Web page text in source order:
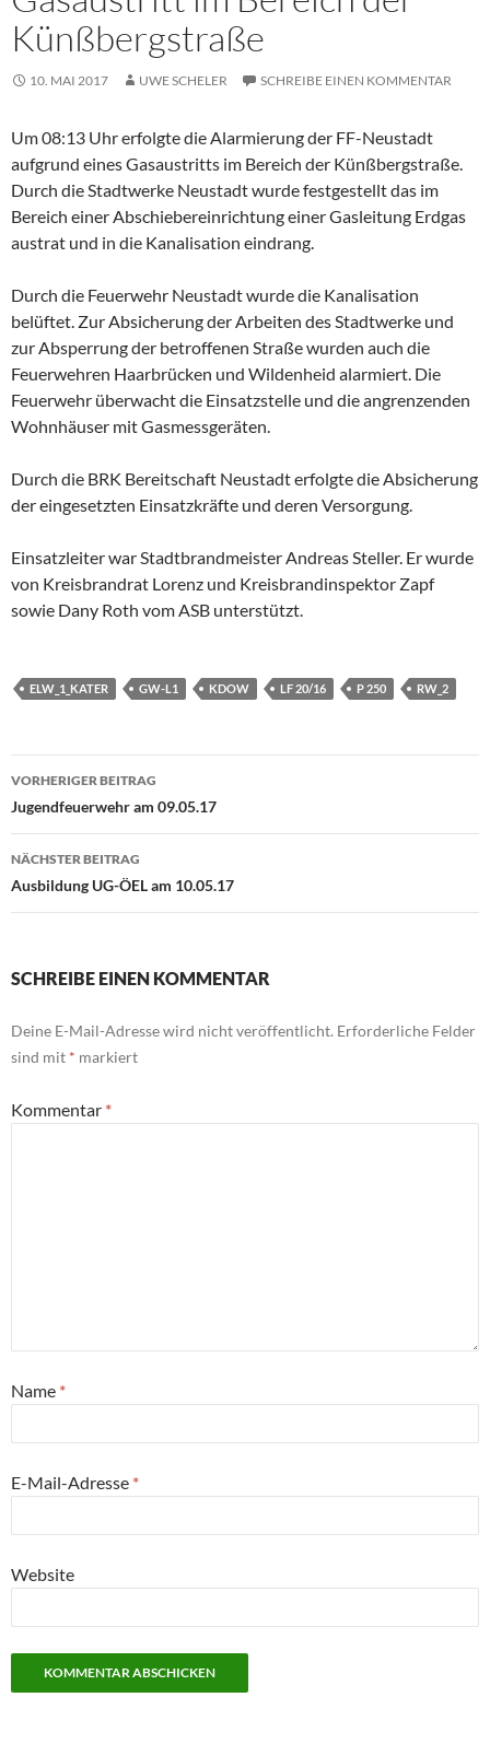
Künßbergstraße
10. MAI 2017 UWE SCHELER SCHREIBE EINEN KOMMENTAR
Um 08:13 Uhr erfolgte die Alarmierung der FF-Neustadt
aufgrund eines Gasaustritts im Bereich der Künßbergstraße.
Durch die Stadtwerke Neustadt wurde festgestellt das im
Bereich einer Abschiebereinrichtung einer Gasleitung Erdgas
austrat und in die Kanalisation eindrang.
Durch die Feuerwehr Neustadt wurde die Kanalisation
belüftet. Zur Absicherung der Arbeiten des Stadtwerke und
zur Absperrung der betroffenen Straße wurden auch die
Feuerwehren Haarbrücken und Wildenheid alarmiert. Die
Feuerwehr überwacht die Einsatzstelle und die angrenzenden
Wohnhäuser mit Gasmessgeräten.
Durch die BRK Bereitschaft Neustadt erfolgte die Absicherung
der eingesetzten Einsatzkräfte und deren Versorgung.
Einsatzleiter war Stadtbrandmeister Andreas Steller. Er wurde
von Kreisbrandrat Lorenz und Kreisbrandinspektor Zapf
sowie Dany Roth vom ASB unterstützt.
ELW_1_KATER GW-L1 KDOW LF 20/16 P 250 RW_2
Beitragsnavigation
VORHERIGER BEITRAG
Jugendfeuerwehr am 09.05.17
NÄCHSTER BEITRAG
Ausbildung UG-ÖEL am 10.05.17
SCHREIBE EINEN KOMMENTAR
Deine E-Mail-Adresse wird nicht veröffentlicht. Erforderliche Felder
sind mit * markiert
Kommentar *
Name *
E-Mail-Adresse *
Website